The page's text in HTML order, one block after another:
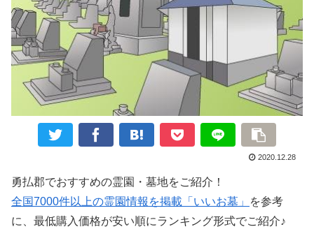
2020.12.28
勇払郡でおすすめの霊園・墓地をご紹介！
全国7000件以上の霊園情報を掲載「いいお墓」
を参考
に、最低購入価格が安い順にランキング形式でご紹介♪